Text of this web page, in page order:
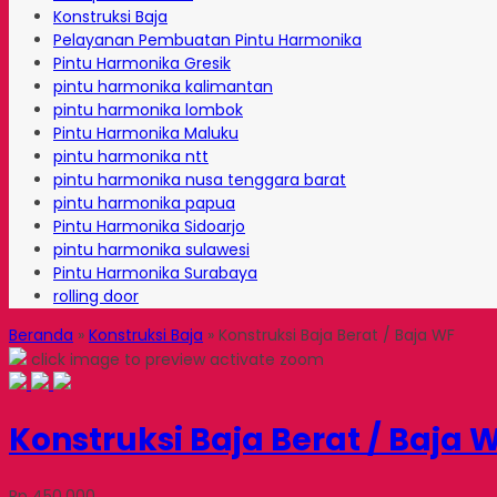
Konstruksi Baja
Pelayanan Pembuatan Pintu Harmonika
Pintu Harmonika Gresik
pintu harmonika kalimantan
pintu harmonika lombok
Pintu Harmonika Maluku
pintu harmonika ntt
pintu harmonika nusa tenggara barat
pintu harmonika papua
Pintu Harmonika Sidoarjo
pintu harmonika sulawesi
Pintu Harmonika Surabaya
rolling door
Beranda » Konstruksi Baja » Konstruksi Baja Berat / Baja WF
click image to preview activate zoom
Konstruksi Baja Berat / Baja